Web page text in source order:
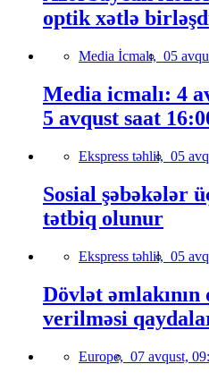
optik xətlə
Media İcmalı, 05
Media icmalı: 4
5 avqust saat
Ekspress təhlil, 05
Sosial şəbəkələr
tətbiq olunur
Ekspress təhlil, 05
Dövlət
verilməsi
Europe, 07 avqust,